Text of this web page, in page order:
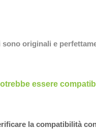
originali e
essere
la compatibilità